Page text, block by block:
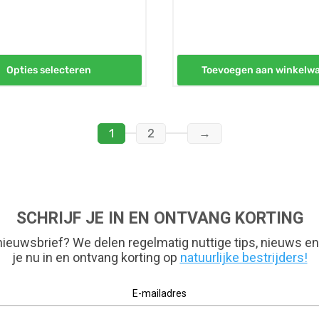
Opties selecteren Toevoegen aan
1 2 →